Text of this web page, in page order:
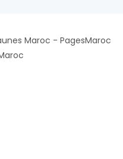
Maroc - PagesMaroc